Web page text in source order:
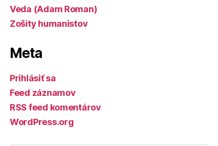
Veda (Adam Roman)
Zošity humanistov
Meta
Prihlásiť sa
Feed záznamov
RSS feed komentárov
WordPress.org